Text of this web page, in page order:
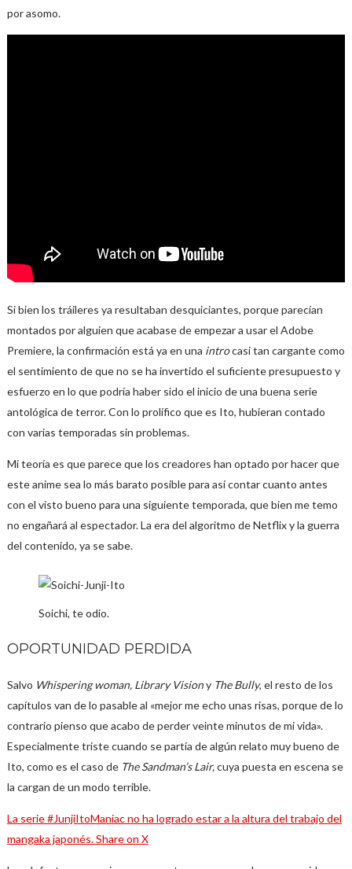
por asomo.
Si bien los tráileres ya resultaban desquiciantes, porque parecían
montados por alguien que acabase de empezar a usar el Adobe
Premiere, la confirmación está ya en una introcasi tan cargante como
el sentimiento de que no se ha invertido el suficiente presupuesto y
esfuerzo en lo que podría haber sido el inicio de una buena serie
antológica de terror. Con lo prolífico que es Ito, hubieran contado
con varias temporadas sin problemas.
Mi teoría es que parece que los creadores han optado por hacer que
este anime sea lo más barato posible para así contar cuanto antes
con el visto bueno para una siguiente temporada, que bien me temo
no engañará al espectador. La era del algoritmo de Netflix y la guerra
del contenido, ya se sabe.
Soichi, te odio.
OPORTUNIDAD PERDIDA
Salvo Whispering woman, Library Visiony The Bully, el resto de los
capítulos van de lo pasable al «mejor me echo unas risas, porque de lo
contrario pienso que acabo de perder veinte minutos de mi vida».
Especialmente triste cuando se partía de algún relato muy bueno de
Ito, como es el caso de The Sandman’s Lair,cuya puesta en escena se
la cargan de un modo terrible.
La serie #JunjiItoManiac no ha logrado estar a la altura del trabajo del
mangaka japonés.Share on X